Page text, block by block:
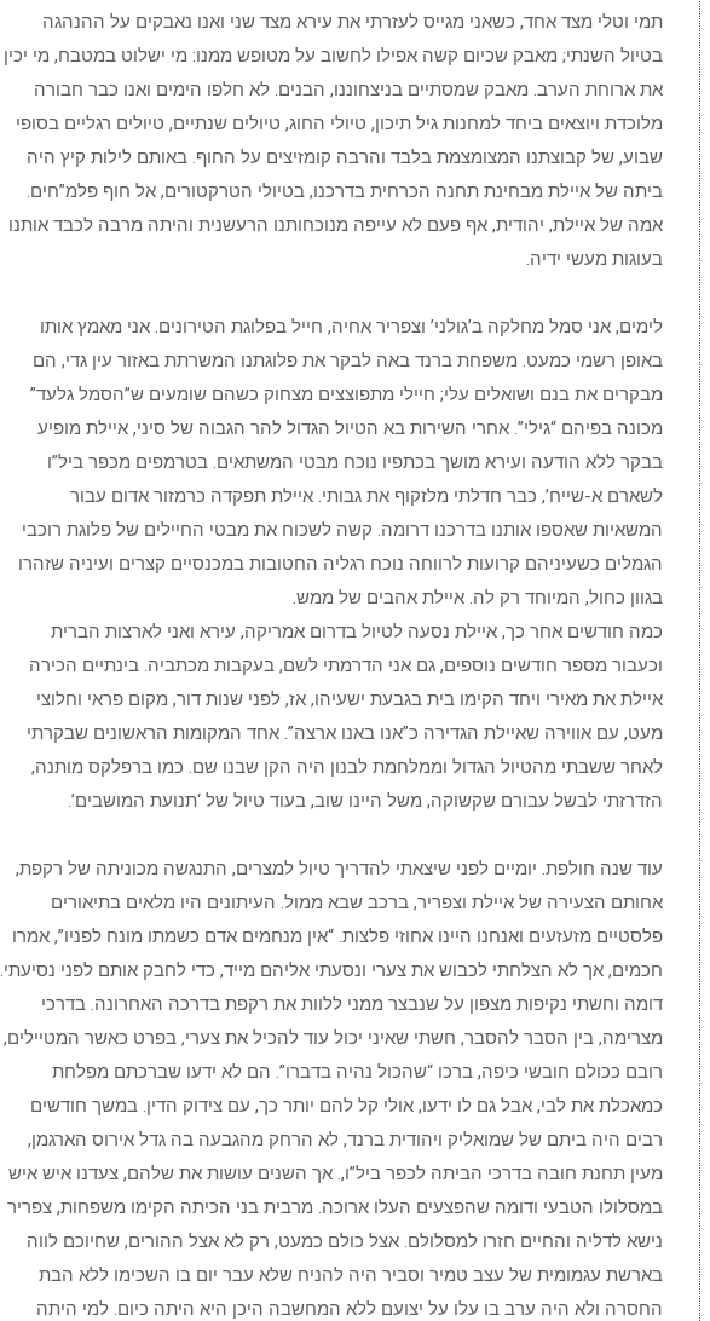
תמי וטלי מצד אחד, כשאני מגייס לעזרתי את עירא מצד שני ואנו נאבקים על ההנהגה
בטיול השנתי; מאבק שכיום קשה אפילו לחשוב על מטופש ממנו: מי ישלוט במטבח, מי יכין
את ארוחת הערב. מאבק שמסתיים בניצחוננו, הבנים. לא חלפו הימים ואנו כבר חבורה
מלוכדת ויוצאים ביחד למחנות גיל תיכון, טיולי החוג, טיולים שנתיים, טיולים רגליים בסופי
שבוע, של קבוצתנו המצומצמת בלבד והרבה קומזיצים על החוף. באותם לילות קיץ היה
ביתה של איילת מבחינת תחנה הכרחית בדרכנו, בטיולי הטרקטורים, אל חוף פלמ”חים.
אמה של איילת, יהודית, אף פעם לא עייפה מנוכחותנו הרעשנית והיתה מרבה לכבד אותנו
בעוגות מעשי ידיה.
לימים, אני סמל מחלקה ב’גולני’ וצפריר אחיה, חייל בפלוגת הטירונים. אני מאמץ אותו
באופן רשמי כמעט. משפחת ברנד באה לבקר את פלוגתנו המשרתת באזור עין גדי, הם
מבקרים את בנם ושואלים עלי; חיילי מתפוצצים מצחוק כשהם שומעים ש”הסמל גלעד”
מכונה בפיהם “גילי”. אחרי השירות בא הטיול הגדול להר הגבוה של סיני, איילת מופיע
בבקר ללא הודעה ועירא מושך בכתפיו נוכח מבטי המשתאים. בטרמפים מכפר ביל”ו
לשארם א-שייח’, כבר חדלתי מלזקוף את גבותי. איילת תפקדה כרמזור אדום עבור
המשאיות שאספו אותנו בדרכנו דרומה. קשה לשכוח את מבטי החיילים של פלוגת רוכבי
הגמלים כשעיניהם קרועות לרווחה נוכח רגליה החטובות במכנסיים קצרים ועיניה שזהרו
בגוון כחול, המיוחד רק לה. איילת אהבים של ממש.
כמה חודשים אחר כך, איילת נסעה לטיול בדרום אמריקה, עירא ואני לארצות הברית
וכעבור מספר חודשים נוספים, גם אני הדרמתי לשם, בעקבות מכתביה. בינתיים הכירה
איילת את מאירי ויחד הקימו בית בגבעת ישעיהו, אז, לפני שנות דור, מקום פראי וחלוצי
מעט, עם אווירה שאיילת הגדירה כ”אנו באנו ארצה”. אחד המקומות הראשונים שבקרתי
לאחר ששבתי מהטיול הגדול וממלחמת לבנון היה הקן שבנו שם. כמו ברפלקס מותנה,
הזדרזתי לבשל עבורם שקשוקה, משל היינו שוב, בעוד טיול של ‘תנועת המושבים’.
עוד שנה חולפת. יומיים לפני שיצאתי להדריך טיול למצרים, התנגשה מכוניתה של רקפת,
אחותם הצעירה של איילת וצפריר, ברכב שבא ממול. העיתונים היו מלאים בתיאורים
פלסטיים מזעזעים ואנחנו היינו אחוזי פלצות. “אין מנחמים אדם כשמתו מונח לפניו”, אמרו
חכמים, אך לא הצלחתי לכבוש את צערי ונסעתי אליהם מייד, כדי לחבק אותם לפני נסיעתי.
דומה וחשתי נקיפות מצפון על שנבצר ממני ללוות את רקפת בדרכה האחרונה. בדרכי
מצרימה, בין הסבר להסבר, חשתי שאיני יכול עוד להכיל את צערי, בפרט כאשר המטיילים,
רובם ככולם חובשי כיפה, ברכו “שהכול נהיה בדברו”. הם לא ידעו שברכתם מפלחת
כמאכלת את לבי, אבל גם לו ידעו, אולי קל להם יותר כך, עם צידוק הדין. במשך חודשים
רבים היה ביתם של שמואליק ויהודית ברנד, לא הרחק מהגבעה בה גדל אירוס הארגמן,
מעין תחנת חובה בדרכי הביתה לכפר ביל”ו,. אך השנים עושות את שלהם, צעדנו איש איש
במסלולו הטבעי ודומה שהפצעים העלו ארוכה. מרבית בני הכיתה הקימו משפחות, צפריר
נישא לדליה והחיים חזרו למסלולם. אצל כולם כמעט, רק לא אצל ההורים, שחיוכם לווה
בארשת עגמומית של עצב טמיר וסביר היה להניח שלא עבר יום בו השכימו ללא הבת
החסרה ולא היה ערב בו עלו על יצועם ללא המחשבה היכן היא היתה כיום. למי היתה